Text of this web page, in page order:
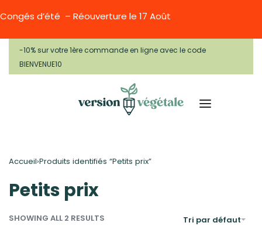
Congés d’été – Réouverture le 17 Août
-10% sur votre 1ère commande en ligne avec le code
BIENVENUE10
Accueil›Produits identifiés “Petits prix”
Petits prix
SHOWING ALL 2 RESULTS Tri par défaut